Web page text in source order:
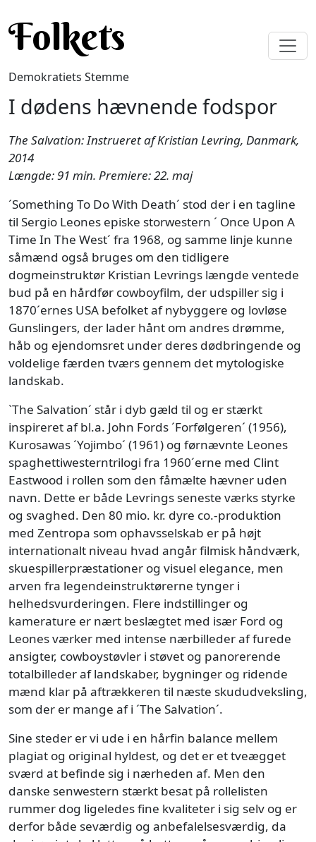
Folkets
Demokratiets Stemme
I dødens hævnende fodspor
The Salvation: Instrueret af Kristian Levring, Danmark,
2014
Længde: 91 min. Premiere: 22. maj
´Something To Do With Death´ stod der i en tagline
til Sergio Leones episke storwestern ´ Once Upon A
Time In The West´ fra 1968, og samme linje kunne
såmænd også bruges om den tidligere
dogmeinstruktør Kristian Levrings længde ventede
bud på en hårdfør cowboyfilm, der udspiller sig i
1870´ernes USA befolket af nybyggere og lovløse
Gunslingers, der lader hånt om andres drømme,
håb og ejendomsret under deres dødbringende og
voldelige færden tværs gennem det mytologiske
landskab.
`The Salvation´ står i dyb gæld til og er stærkt
inspireret af bl.a. John Fords ´Forfølgeren´ (1956),
Kurosawas ´Yojimbo´ (1961) og førnævnte Leones
spaghettiwesterntrilogi fra 1960´erne med Clint
Eastwood i rollen som den fåmælte hævner uden
navn. Dette er både Levrings seneste værks styrke
og svaghed. Den 80 mio. kr. dyre co.-produktion
med Zentropa som ophavsselskab er på højt
internationalt niveau hvad angår filmisk håndværk,
skuespillerpræstationer og visuel elegance, men
arven fra legendeinstruktørerne tynger i
helhedsvurderingen. Flere indstillinger og
kamerature er nært beslægtet med især Ford og
Leones værker med intense nærbilleder af furede
ansigter, cowboystøvler i støvet og panorerende
totalbilleder af landskaber, bygninger og ridende
mænd klar på aftrækkeren til næste skududveksling,
som der er mange af i ´The Salvation´.
Sine steder er vi ude i en hårfin balance mellem
plagiat og original hyldest, og det er et tveægget
sværd at befinde sig i nærheden af. Men den
danske senwestern stærkt besat på rollelisten
rummer dog ligeledes fine kvaliteter i sig selv og er
derfor både seværdig og anbefalelsesværdig, da